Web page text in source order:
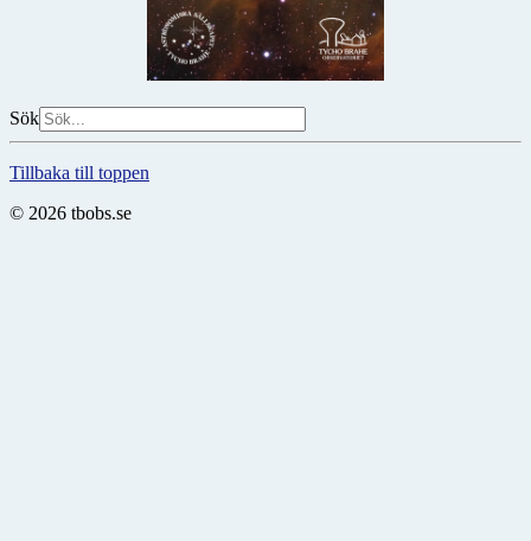
Sök
Tillbaka till toppen
© 2026 tbobs.se